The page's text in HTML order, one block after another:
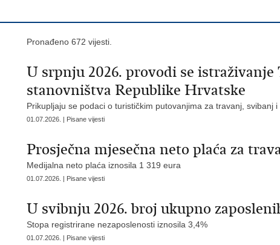
Pronađeno 672 vijesti.
U srpnju 2026. provodi se
stanovništva Republike Hrvatske
Prikupljaju se podaci o turističkim putovanjima za travanj, svibanj i
01.07.2026. | Pisane vijesti
Prosječna mjesečna neto plaća za
Medijalna neto plaća iznosila 1 319 eura
01.07.2026. | Pisane vijesti
U svibnju 2026. broj ukupno
Stopa registrirane nezaposlenosti iznosila 3,4%
01.07.2026. | Pisane vijesti